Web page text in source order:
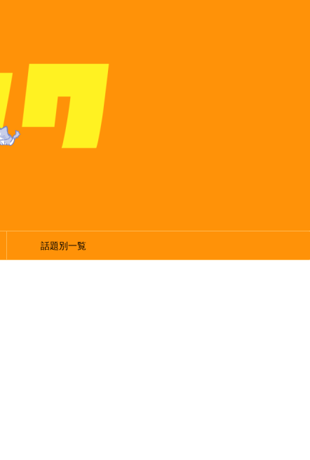
話題別一覧